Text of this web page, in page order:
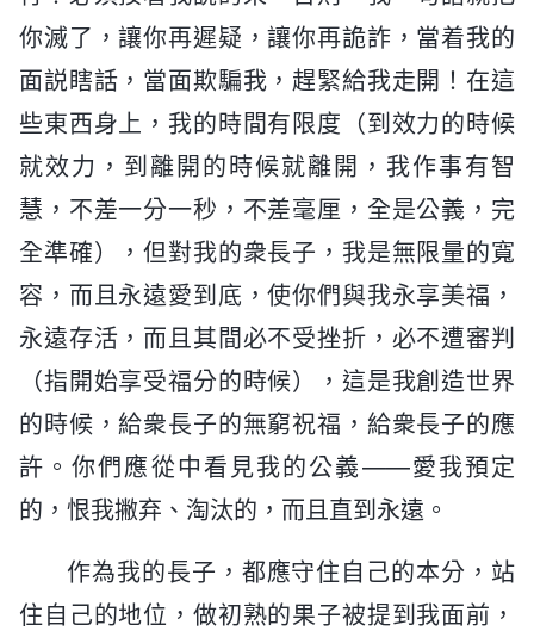
你滅了，讓你再遲疑，讓你再詭詐，當着我的
面説瞎話，當面欺騙我，趕緊給我走開！在這
些東西身上，我的時間有限度（到效力的時候
就效力，到離開的時候就離開，我作事有智
慧，不差一分一秒，不差毫厘，全是公義，完
全準確），但對我的衆長子，我是無限量的寬
容，而且永遠愛到底，使你們與我永享美福，
永遠存活，而且其間必不受挫折，必不遭審判
（指開始享受福分的時候），這是我創造世界
的時候，給衆長子的無窮祝福，給衆長子的應
許。你們應從中看見我的公義——愛我預定
的，恨我撇弃、淘汰的，而且直到永遠。
作為我的長子，都應守住自己的本分，站
住自己的地位，做初熟的果子被提到我面前，